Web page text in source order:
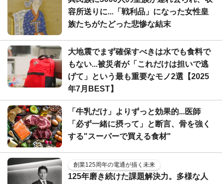
容所送りに...「戦利品」になった女性皇
族たちがたどった悲惨な結末
大地震でまず確保すべきは水でも食料で
もない...被災者が「これだけは担いで逃
げて」という最も重要なモノ2選【2025
年7月BEST】
「牛乳だけ」よりずっと効果的...医師
「必ず一緒に摂って」と断言、骨を強く
する"スーパーで買える食材"
創業125周年の電通が描く未来
125年磨き続けた課題解決力。多様な人